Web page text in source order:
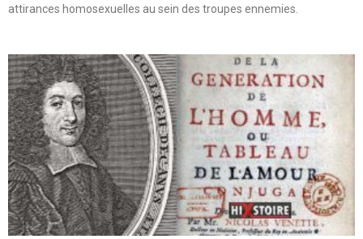
attirances homosexuelles au sein des troupes ennemies.